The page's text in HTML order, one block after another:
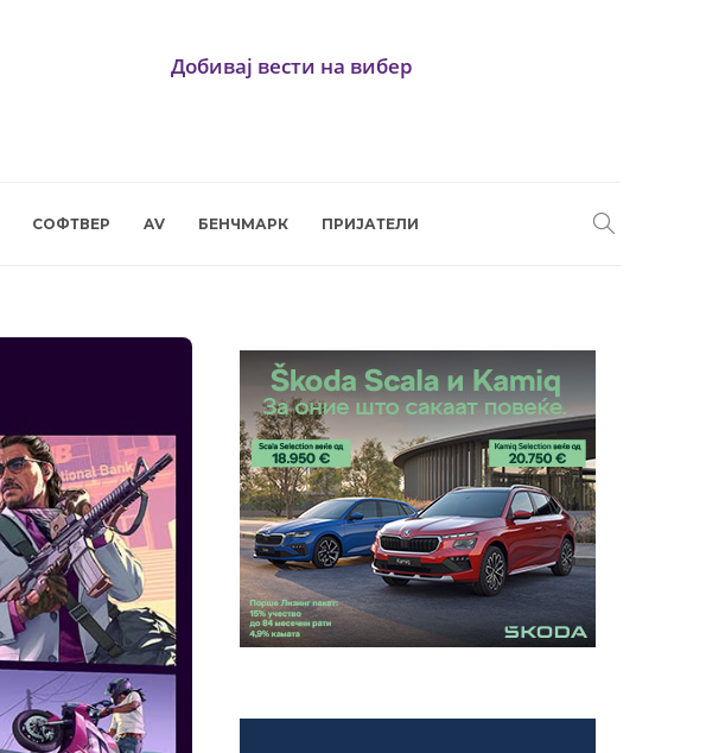
Добивај вести на вибер
СОФТВЕР AV БЕНЧМАРК ПРИЈАТЕЛИ